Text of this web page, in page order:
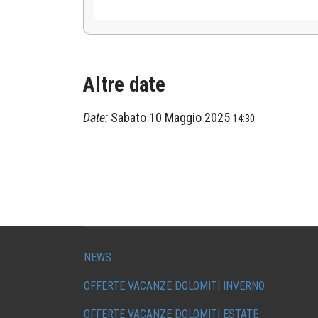
Altre date
Date: Sabato 10 Maggio 2025 14:30
NEWS
OFFERTE VACANZE DOLOMITI INVERNO
OFFERTE VACANZE DOLOMITI ESTATE